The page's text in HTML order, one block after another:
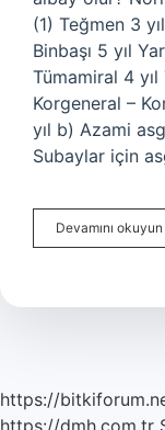
(1) Teğmen 3
Binbaşı 5 yıl
Tümamiral 4
Korgeneral –
yıl b) Azami
Subaylar için
Devamını okuyun
https://
https://dmh.com.tr